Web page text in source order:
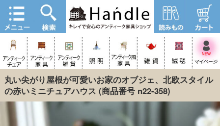
丸い尖がり屋根が可愛いお家のオブジェ、北欧スタイル
の赤いミニチュアハウス (商品番号 n22-358)